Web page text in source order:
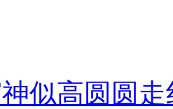
似高圆圆走